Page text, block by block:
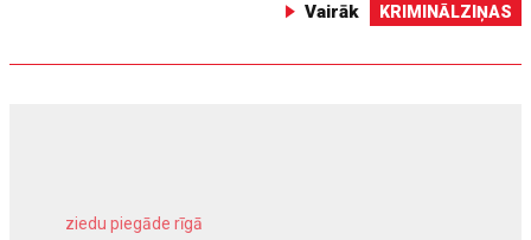
Vairāk KRIMINĀLZIŅAS
ziedu piegāde rīgā